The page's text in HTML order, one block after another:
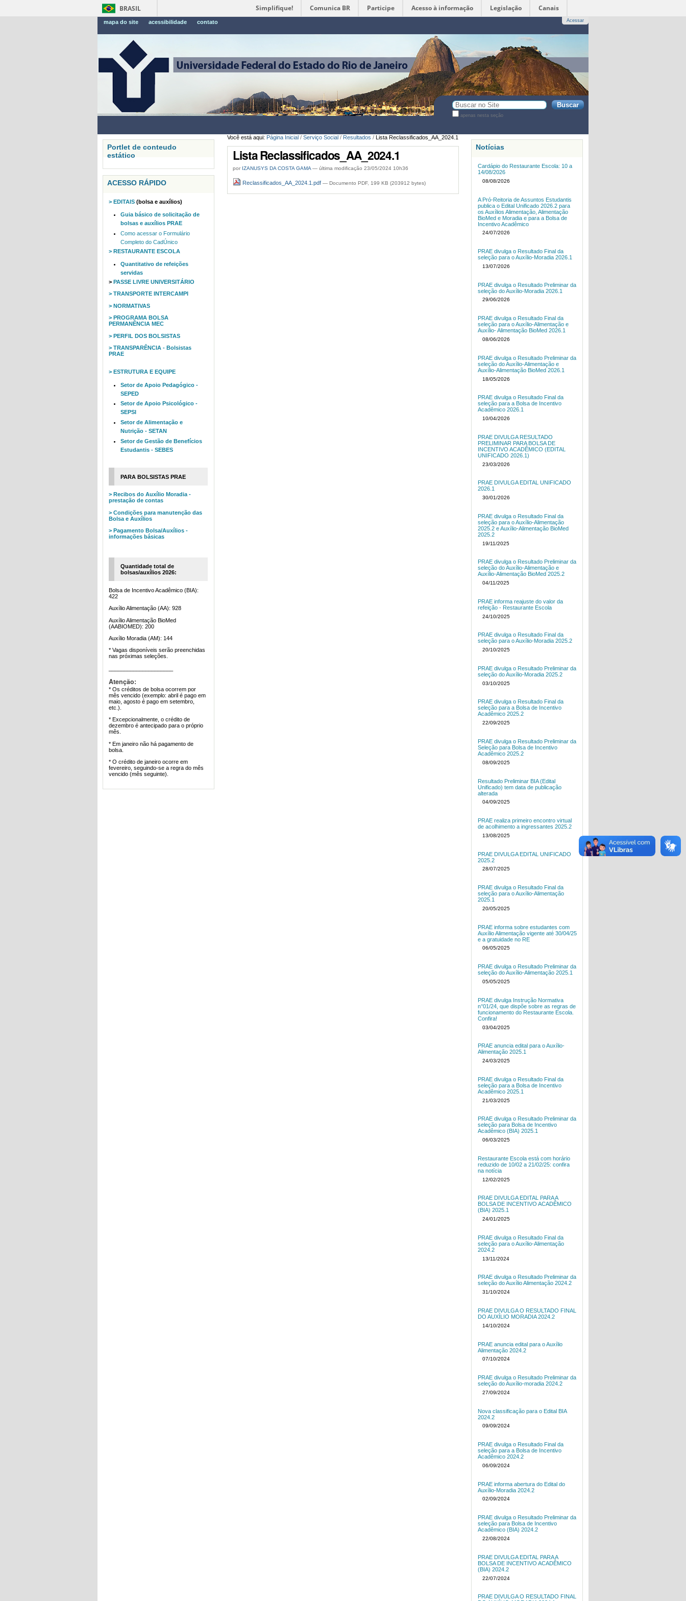
BRASIL Simplifique! Comunica BR Participe Acesso à informação Legislação Canais
mapa do site acessibilidade contato Acessar
Busca
apenas nesta seção
Você está aqui: Página Inicial /Serviço Social / Resultados /Lista Reclassificados_AA_2024.1
Lista Reclassificados_AA_2024.1
por IZANUSYS DA COSTA GAMA—última modificação 23/05/2024 10h36
Reclassificados_AA_2024.1.pdf— Documento PDF, 199 KB (203912 bytes)
Portlet de conteudo
estático
ACESSO RÁPIDO
> EDITAIS (bolsa e auxílios)
Guia básico de solicitação de
bolsas e auxílios PRAE
Como acessar o Formulário
Completo do CadÚnico
> RESTAURANTE ESCOLA
Quantitativo de refeições
servidas
> PASSE LIVRE UNIVERSITÁRIO
> TRANSPORTE INTERCAMPI
> NORMATIVAS
> PROGRAMA BOLSA
PERMANÊNCIA MEC
> PERFIL DOS BOLSISTAS
> TRANSPARÊNCIA - Bolsistas
PRAE
> ESTRUTURA E EQUIPE
Setor de Apoio Pedagógico -
SEPED
Setor de Apoio Psicológico -
SEPSI
Setor de Alimentação e
Nutrição - SETAN
Setor de Gestão de Benefícios
Estudantis - SEBES
PARA BOLSISTAS PRAE
> Recibos do Auxílio Moradia -
prestação de contas
> Condições para manutenção das
Bolsa e Auxílios
> Pagamento Bolsa/Auxílios -
informações básicas
Quantidade total de
bolsas/auxílios 2026:
Bolsa de Incentivo Acadêmico (BIA):
422
Auxílio Alimentação (AA): 928
Auxílio Alimentação BioMed
(AABIOMED): 200
Auxílio Moradia (AM): 144
* Vagas disponíveis serão preenchidas
nas próximas seleções.
Atenção:
* Os créditos de bolsa ocorrem por
mês vencido (exemplo: abril é pago em
maio, agosto é pago em setembro,
etc.).
* Excepcionalmente, o crédito de
dezembro é antecipado para o próprio
mês.
* Em janeiro não há pagamento de
bolsa.
* O crédito de janeiro ocorre em
fevereiro, seguindo-se a regra do mês
vencido (mês seguinte).
Notícias
Cardápio do Restaurante Escola: 10 a
14/08/2026
08/08/2026
A Pró-Reitoria de Assuntos Estudantis
publica o Edital Unificado 2026.2 para
os Auxílios Alimentação, Alimentação
BioMed e Moradia e para a Bolsa de
Incentivo Acadêmico
24/07/2026
PRAE divulga o Resultado Final da
seleção para o Auxílio-Moradia 2026.1
13/07/2026
PRAE divulga o Resultado Preliminar da
seleção do Auxílio-Moradia 2026.1
29/06/2026
PRAE divulga o Resultado Final da
seleção para o Auxílio-Alimentação e
Auxílio- Alimentação BioMed 2026.1
08/06/2026
PRAE divulga o Resultado Preliminar da
seleção do Auxílio-Alimentação e
Auxílio-Alimentação BioMed 2026.1
18/05/2026
PRAE divulga o Resultado Final da
seleção para a Bolsa de Incentivo
Acadêmico 2026.1
10/04/2026
PRAE DIVULGA RESULTADO
PRELIMINAR PARA BOLSA DE
INCENTIVO ACADÊMICO (EDITAL
UNIFICADO 2026.1)
23/03/2026
PRAE DIVULGA EDITAL UNIFICADO
2026.1
30/01/2026
PRAE divulga o Resultado Final da
seleção para o Auxílio-Alimentação
2025.2 e Auxílio-Alimentação BioMed
2025.2
19/11/2025
PRAE divulga o Resultado Preliminar da
seleção do Auxílio-Alimentação e
Auxílio-Alimentação BioMed 2025.2
04/11/2025
PRAE informa reajuste do valor da
refeição - Restaurante Escola
24/10/2025
PRAE divulga o Resultado Final da
seleção para o Auxílio-Moradia 2025.2
20/10/2025
PRAE divulga o Resultado Preliminar da
seleção do Auxílio-Moradia 2025.2
03/10/2025
PRAE divulga o Resultado Final da
seleção para a Bolsa de Incentivo
Acadêmico 2025.2
22/09/2025
PRAE divulga o Resultado Preliminar da
Seleção para Bolsa de Incentivo
Acadêmico 2025.2
08/09/2025
Resultado Preliminar BIA (Edital
Unificado) tem data de publicação
alterada
04/09/2025
PRAE realiza primeiro encontro virtual
de acolhimento a ingressantes 2025.2
13/08/2025
PRAE DIVULGA EDITAL UNIFICADO
2025.2
28/07/2025
PRAE divulga o Resultado Final da
seleção para o Auxílio-Alimentação
2025.1
20/05/2025
PRAE informa sobre estudantes com
Auxílio Alimentação vigente até 30/04/25
e a gratuidade no RE
06/05/2025
PRAE divulga o Resultado Preliminar da
seleção do Auxílio-Alimentação 2025.1
05/05/2025
PRAE divulga Instrução Normativa
n°01/24, que dispõe sobre as regras de
funcionamento do Restaurante Escola.
Confira!
03/04/2025
PRAE anuncia edital para o Auxílio-
Alimentação 2025.1
24/03/2025
PRAE divulga o Resultado Final da
seleção para a Bolsa de Incentivo
Acadêmico 2025.1
21/03/2025
PRAE divulga o Resultado Preliminar da
seleção para Bolsa de Incentivo
Acadêmico (BIA) 2025.1
06/03/2025
Restaurante Escola está com horário
reduzido de 10/02 a 21/02/25: confira
na notícia
12/02/2025
PRAE DIVULGA EDITAL PARA A
BOLSA DE INCENTIVO ACADÊMICO
(BIA) 2025.1
24/01/2025
PRAE divulga o Resultado Final da
seleção para o Auxílio-Alimentação
2024.2
13/11/2024
PRAE divulga o Resultado Preliminar da
seleção do Auxílio Alimentação 2024.2
31/10/2024
PRAE DIVULGA O RESULTADO FINAL
DO AUXÍLIO MORADIA 2024.2
14/10/2024
PRAE anuncia edital para o Auxílio
Alimentação 2024.2
07/10/2024
PRAE divulga o Resultado Preliminar da
seleção do Auxílio-moradia 2024.2
27/09/2024
Nova classificação para o Edital BIA
2024.2
09/09/2024
PRAE divulga o Resultado Final da
seleção para a Bolsa de Incentivo
Acadêmico 2024.2
06/09/2024
PRAE informa abertura do Edital do
Auxílio-Moradia 2024.2
02/09/2024
PRAE divulga o Resultado Preliminar da
seleção para Bolsa de Incentivo
Acadêmico (BIA) 2024.2
22/08/2024
PRAE DIVULGA EDITAL PARA A
BOLSA DE INCENTIVO ACADÊMICO
(BIA) 2024.2
22/07/2024
PRAE DIVULGA O RESULTADO FINAL